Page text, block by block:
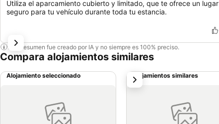
Utiliza el aparcamiento cubierto y limitado, que te ofrece un lugar
seguro para tu vehículo durante toda tu estancia.
Este resumen fue creado por IA y no siempre es 100% preciso.
Compara alojamientos similares
Alojamiento seleccionado Alojamientos similares
siguiente